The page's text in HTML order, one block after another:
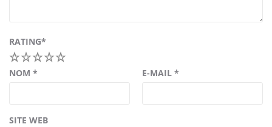
RATING*
5
4
3
2
NOM * E-MAIL *
SITE WEB